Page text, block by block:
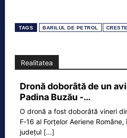
TAGS BARILUL DE PETROL
Realitatea
Dronă doborâtă de un
Padina Buzău -…
O dronă a fost doborâtă vineri
F‑16 al Forțelor Aeriene
județul [...]